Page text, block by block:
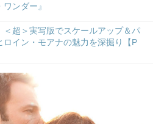
ンダー』
＜超＞実写版でスケールアップ＆パ
ロイン・モアナの魅力を深掘り【P